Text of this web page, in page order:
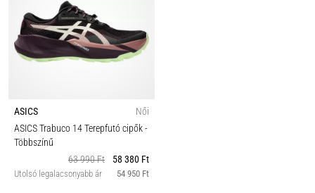
ASICS
Női
ASICS Trabuco 14 Terepfutó cipők-
Többszínű
63 990 Ft
58 380 Ft
Utolsó legalacsonyabb ár 54 950 Ft